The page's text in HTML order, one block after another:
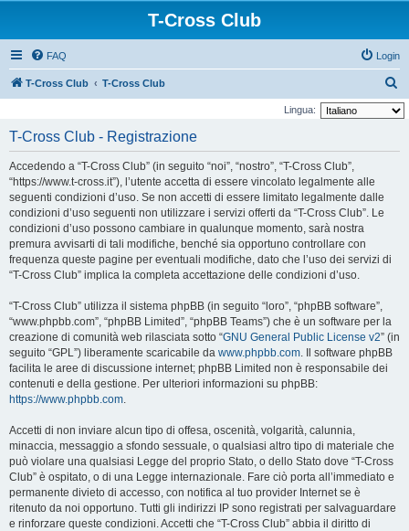
T-Cross Club
FAQ Login
T-Cross Club T-Cross Club
e
Lingua:
T-Cross Club - Registrazione
Accedendo a “T-Cross Club” (in seguito “noi”, “nostro”, “T-Cross Club”,
“https://www.t-cross.it”), l’utente accetta di essere vincolato legalmente alle
seguenti condizioni d’uso. Se non accetti di essere limitato legalmente dalle
condizioni d’uso seguenti non utilizzare i servizi offerti da “T-Cross Club”. Le
condizioni d’uso possono cambiare in qualunque momento, sarà nostra
premura avvisarti di tali modifiche, benché sia opportuno controllare con
frequenza queste pagine per eventuali modifiche, dato che l’uso dei servizi di
“T-Cross Club” implica la completa accettazione delle condizioni d’uso.
“T-Cross Club” utilizza il sistema phpBB (in seguito “loro”, “phpBB software”,
“www.phpbb.com”, “phpBB Limited”, “phpBB Teams”) che è un software per la
creazione di comunità web rilasciata sotto “GNU General Public License v2” (in
seguito “GPL”) liberamente scaricabile da www.phpbb.com. Il software phpBB
facilita le aree di discussione internet; phpBB Limited non è responsabile dei
contenuti e della gestione. Per ulteriori informazioni su phpBB:
https://www.phpbb.com.
Accetti di non inviare alcun tipo di offesa, oscenità, volgarità, calunnia,
minaccia, messaggio a sfondo sessuale, o qualsiasi altro tipo di materiale che
può violare una qualsiasi Legge del proprio Stato, o dello Stato dove “T-Cross
Club” è ospitato, o di una Legge internazionale. Fare ciò porta all’immediato e
permanente divieto di accesso, con notifica al tuo provider Internet se è
ritenuto da noi opportuno. Tutti gli indirizzi IP sono registrati per salvaguardare
e rinforzare queste condizioni. Accetti che “T-Cross Club” abbia il diritto di